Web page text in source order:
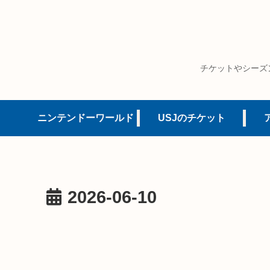
チケットやシー
ニンテンドーワールド USJのチケット
2026-06-10